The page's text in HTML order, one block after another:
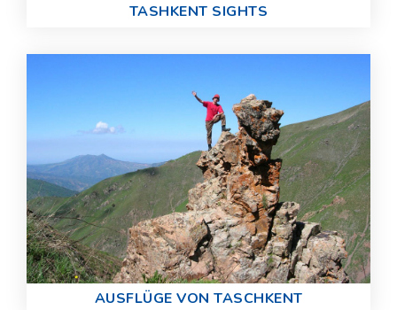
TASHKENT SIGHTS
AUSFLÜGE VON TASCHKENT